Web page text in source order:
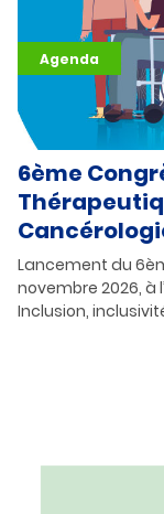
6ème
Lancement du
novembre 2026, à
Inclusion,
Agenda